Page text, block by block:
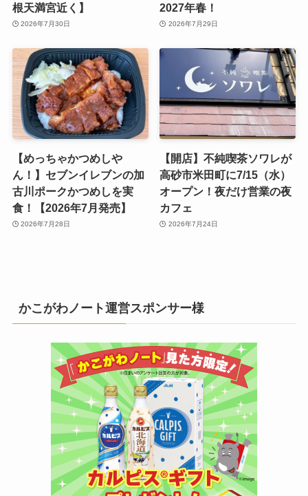
根天満宮近く】
2026年7月30日
2027年春！
2026年7月29日
【めっちゃかつめしや
ん！】セブンイレブンの加
古川ポークかつめしを実
食！【2026年7月発売】
2026年7月28日
【開店】不純喫茶ソワレが
高砂市米田町に7/15（水）
オープン！夜だけ営業の夜
カフェ
2026年7月24日
かこがわノート運営スポンサー様